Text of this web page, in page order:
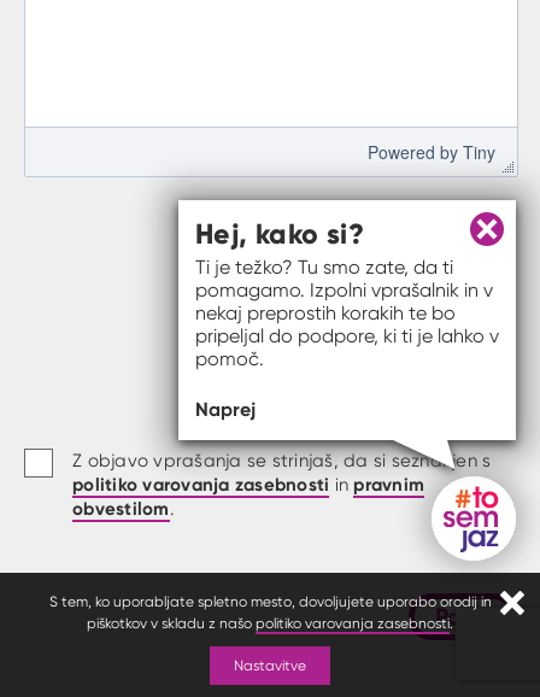
S tem, ko uporabljate spletno mesto, dovoljujete uporabo orodij in
piškotkov v skladu z našo politiko varovanja zasebnosti.
Nastavitve
Powered by Tiny
Z objavo vprašanja se strinjaš, da si seznanjen s
politiko varovanja zasebnosti in pravnim
obvestilom.
Pošlji
Gumb
Zapri
Hej, kako si?
Ti je težko? Tu smo zate, da ti
pomagamo. Izpolni vprašalnik in v
nekaj preprostih korakih te bo
pripeljal do podpore, ki ti je lahko v
pomoč.
Naprej